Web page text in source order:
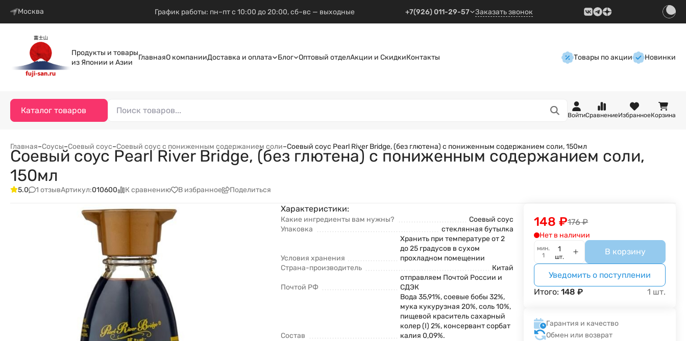
Москва График работы: пн–пт с 10:00 до 20:00, сб–вс — выходные +7(926) 011-29-57 Заказать звонок
Продукты и товары
из Японии и Азии
ГлавнаяО компанииДоставка и оплата Блог Оптовый отделАкции и СкидкиКонтакты Товары по акции Новинки
Каталог товаров
ВойтиСравнениеИзбранноеКорзина
Главная–Соусы–Соевый соус–Соевый соус с пониженным содержанием соли–Соевый соус Pearl River Bridge, (без глютена) с пониженным содержанием соли, 150мл
Соевый соус Pearl River Bridge, (без глютена) с пониженным содержанием соли,
150мл
5.0 1 отзывАртикул:010600 К сравнению В избранное Поделиться
Характеристики:
Какие ингредиенты вам нужны?
Соевый соус
Упаковка
стеклянная бутылка
Условия хранения
Хранить при температуре от 2
до 25 градусов в сухом
прохладном помещении
Страна-производитель
Китай
Почтой РФ
отправляем Почтой России и
СДЭК
Состав
Вода 35,91%, соевые бобы 32%,
мука кукурузная 20%, соль 10%,
пищевой краситель сахарный
колер (I) 2%, консервант сорбат
калия 0,09%.
176 ₽
148 ₽
Нет в наличии
мин.
1
шт.
В корзину
Уведомить о поступлении
Итого:148 ₽ 1 шт.
Гарантия и качество
Обмен или возврат